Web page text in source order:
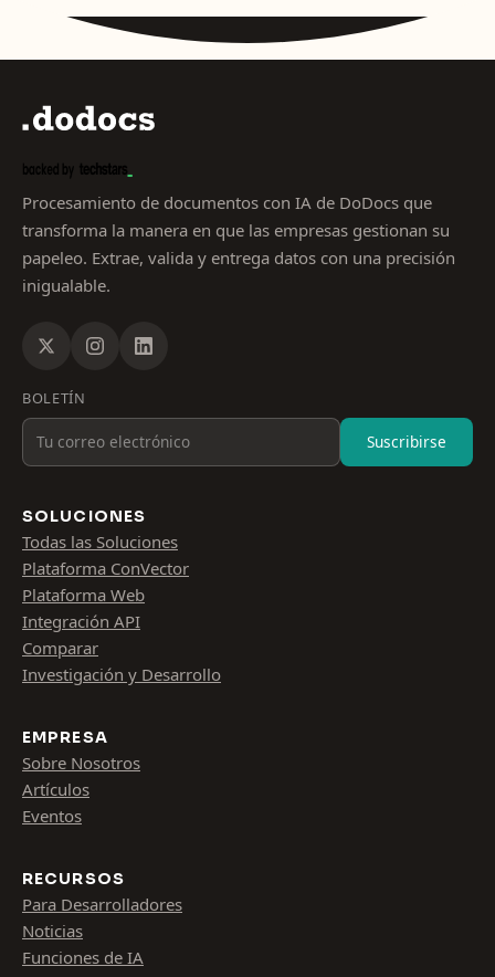
Procesamiento de documentos con IA de DoDocs que
transforma la manera en que las empresas gestionan su
papeleo. Extrae, valida y entrega datos con una precisión
inigualable.
BOLETÍN
Suscribirse
SOLUCIONES
Todas las Soluciones
Plataforma ConVector
Plataforma Web
Integración API
Comparar
Investigación y Desarrollo
EMPRESA
Sobre Nosotros
Artículos
Eventos
RECURSOS
Para Desarrolladores
Noticias
Funciones de IA